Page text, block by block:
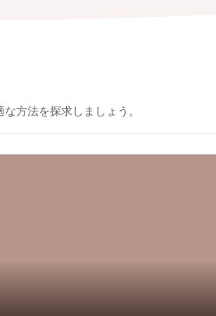
方法を探求しましょう。